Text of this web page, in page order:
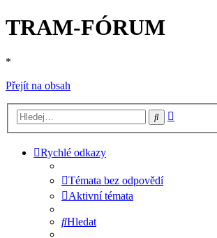
TRAM-FÓRUM
*
Přejít na obsah
Hledat
Rychlé odkazy
Témata bez odpovědí
Aktivní témata
Hledat